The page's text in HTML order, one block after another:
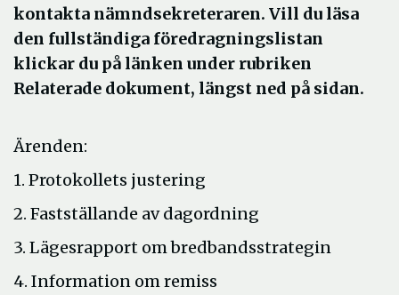
kontakta nämndsekreteraren. Vill du läsa
den fullständiga föredragningslistan
klickar du på länken under rubriken
Relaterade dokument, längst ned på sidan.
Ärenden:
1. Protokollets justering
2. Fastställande av dagordning
3. Lägesrapport om bredbandsstrategin
4. Information om remiss